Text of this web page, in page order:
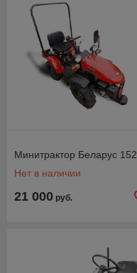
Минитрактор Беларус 152
Нет в наличии
21 000 руб.